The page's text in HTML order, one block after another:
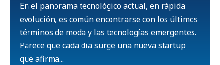
En el panorama tecnológico actual, en rápida
evolución, es común encontrarse con los últimos
términos de moda y las tecnologías emergentes.
Parece que cada día surge una nueva startup
que afirma...